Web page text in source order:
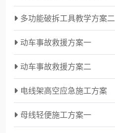
多功能破拆工具教学方案二
动车事故救援方案一
动车事故救援方案二
电线架高空应急施工方案
母线轻便施工方案一